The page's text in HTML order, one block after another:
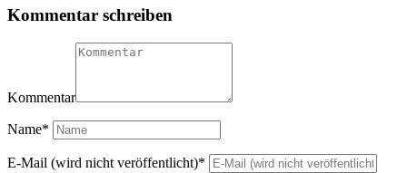
Kommentar schreiben
Kommentar
Name*
E-Mail (wird nicht veröffentlicht)*